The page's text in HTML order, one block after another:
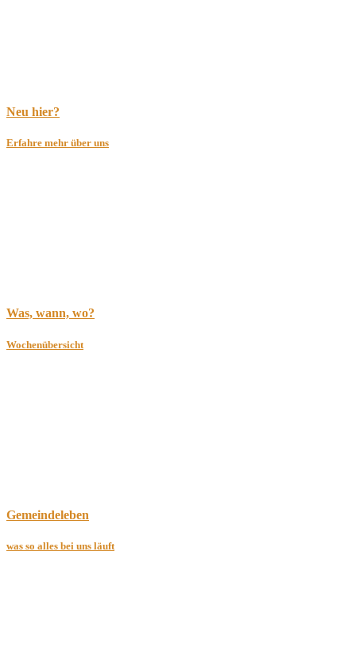
Neu hier?
Erfahre mehr über uns
Was, wann, wo?
Wochenübersicht
Gemeindeleben
was so alles bei uns läuft